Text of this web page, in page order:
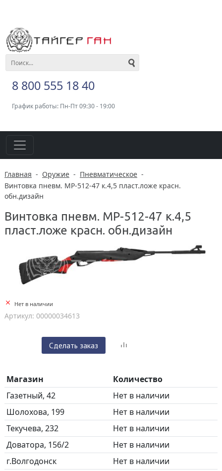
8 800 555 18 40
График работы: Пн-Пт 09:30 - 19:00
Главная - Оружие - Пневматическое -
Винтовка пневм. MP-512-47 к.4,5 пласт.ложе красн.
обн.дизайн
Винтовка пневм. MP-512-47 к.4,5
пласт.ложе красн. обн.дизайн
Нет в наличии
Артикул: 00000034613
Сделать заказ
Магазин
Количество
Газетный, 42
Нет в наличии
Шолохова, 199
Нет в наличии
Текучева, 232
Нет в наличии
Доватора, 156/2
Нет в наличии
г.Волгодонск
Нет в наличии